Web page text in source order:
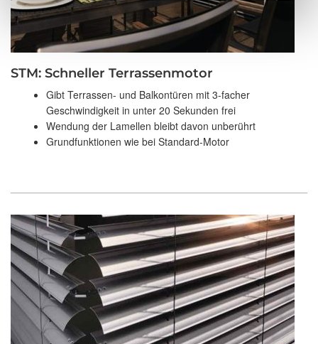
STM: Schneller Terrassenmotor
Gibt Terrassen- und Balkontüren mit 3-facher
Geschwindigkeit in unter 20 Sekunden frei
Wendung der Lamellen bleibt davon unberührt
Grundfunktionen wie bei Standard-Motor